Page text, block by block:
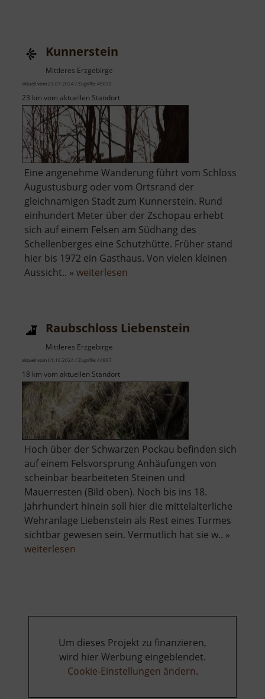
Kunnerstein
Mittleres Erzgebirge
aktuell vom 23.07.2024 / Zugriffe: 45072
23 km vom aktuellen Standort
Eine angenehme Wanderung führt vom Schloss
Augustusburg oder vom Ortsrand der
gleichnamigen Stadt zum Kunnerstein. Rund
einhundert Meter über der Zschopau erhebt
sich auf einem Felsen am Südhang des
Schellenberges eine Schutzhütte. Früher stand
hier bis 1972 ein Gasthaus. Von vielen kleinen
Aussicht.. » weiterlesen
Raubschloss Liebenstein
Mittleres Erzgebirge
aktuell vom 01.10.2024 / Zugriffe: 44867
18 km vom aktuellen Standort
Hoch über der Schwarzen Pockau befinden sich
auf einem Felsvorsprung Anhäufungen von
scheinbar bearbeiteten Steinen und
Mauerresten (Bild oben). Noch bis ins 18.
Jahrhundert hinein soll hier die mittelalterliche
Wehranlage Liebenstein als Rest eines Turmes
sichtbar gewesen sein. Vermutlich hat sie w.. »
weiterlesen
Um dieses Projekt zu finanzieren,
wird hier Werbung eingeblendet.
Cookie-Einstellungen ändern.